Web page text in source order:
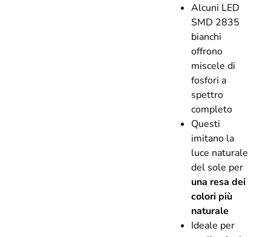
Alcuni LED
SMD 2835
bianchi
offrono
miscele di
fosfori a
spettro
completo
Questi
imitano la
luce naturale
del sole per
una resa dei
colori più
naturale
Ideale per